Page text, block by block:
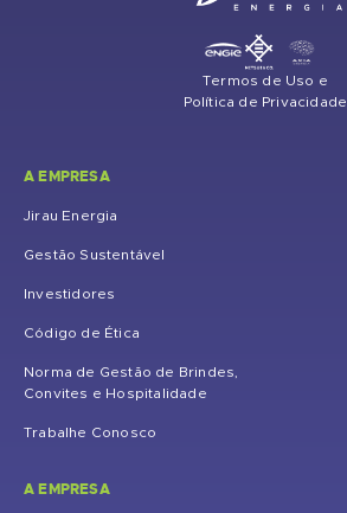
Termos de Uso e
Política de Privacidade
A EMPRESA
Jirau Energia
Gestão Sustentável
Investidores
Código de Ética
Norma de Gestão de Brindes,
Convites e Hospitalidade
Trabalhe Conosco
A EMPRESA